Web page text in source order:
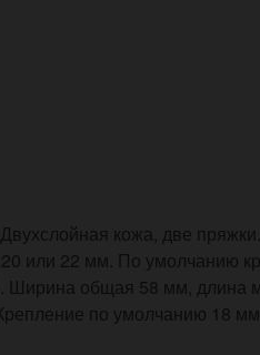
кожа, две
или 22 мм. По умолчанию
Ширина общая 58 мм, длина
по умолчанию 18 мм